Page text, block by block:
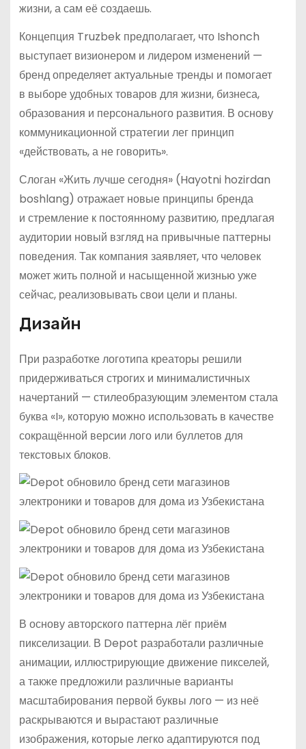
жизни, а сам её создаешь.
Концепция Truzbek предполагает, что Ishonch
выступает визионером и лидером изменений —
бренд определяет актуальные тренды и помогает
в выборе удобных товаров для жизни, бизнеса,
образования и персонального развития. В основу
коммуникационной стратегии лег принцип
«действовать, а не говорить».
Слоган «Жить лучше сегодня» (Hayotni hozirdan
boshlang) отражает новые принципы бренда
и стремление к постоянному развитию, предлагая
аудитории новый взгляд на привычные паттерны
поведения. Так компания заявляет, что человек
может жить полной и насыщенной жизнью уже
сейчас, реализовывать свои цели и планы.
Дизайн
При разработке логотипа креаторы решили
придерживаться строгих и минималистичных
начертаний — стилеобразующим элементом стала
буква «I», которую можно использовать в качестве
сокращённой версии лого или буллетов для
текстовых блоков.
В основу авторского паттерна лёг приём
пикселизации. В Depot разработали различные
анимации, иллюстрирующие движение пикселей,
а также предложили различные варианты
масштабирования первой буквы лого — из неё
раскрываются и вырастают различные
изображения, которые легко адаптируются под